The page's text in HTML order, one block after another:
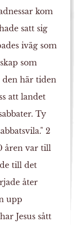
kom
satt sig
iväg som
som
den här tiden
att landet
Ty
2
åren var till
till det
åter
upp
Jesus sått